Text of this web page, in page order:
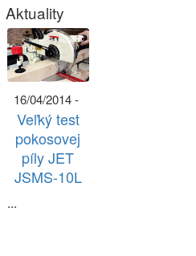
Aktuality
16/04/2014 -
Veľký test
pokosovej
píly JET
JSMS-10L
...